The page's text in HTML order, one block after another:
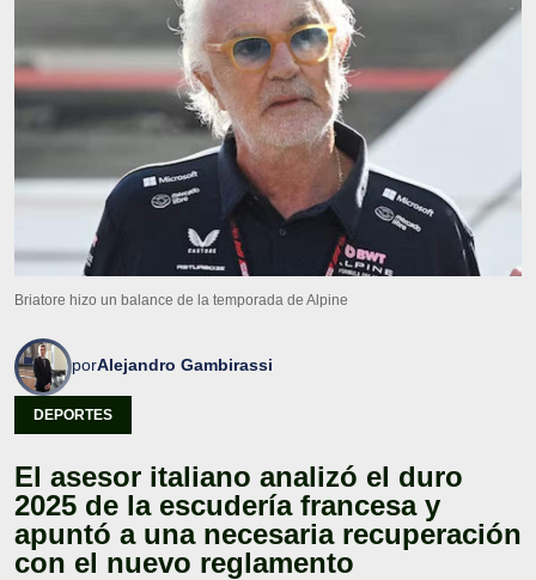
Briatore hizo un balance de la temporada de Alpine
porAlejandro Gambirassi
DEPORTES
El asesor italiano analizó el duro
2025 de la escudería francesa y
apuntó a una necesaria recuperación
con el nuevo reglamento